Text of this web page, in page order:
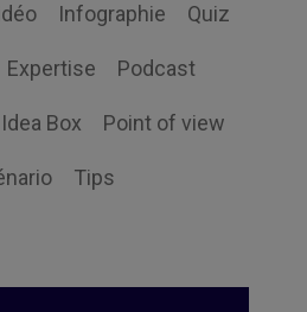
Infographie Quiz
Expertise Podcast
Idea Box Point of view
Tips